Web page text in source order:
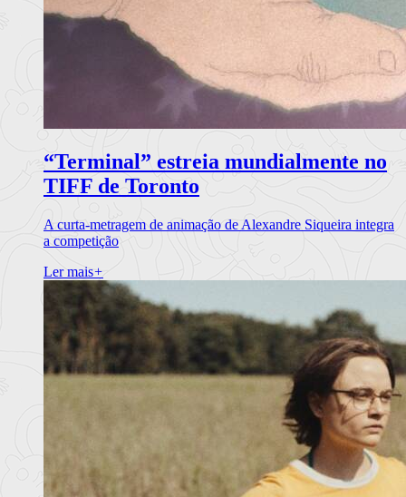
“Terminal” estreia mundialmente no
TIFF de Toronto
A curta-metragem de animação de Alexandre Siqueira integra
a competição
Ler mais+